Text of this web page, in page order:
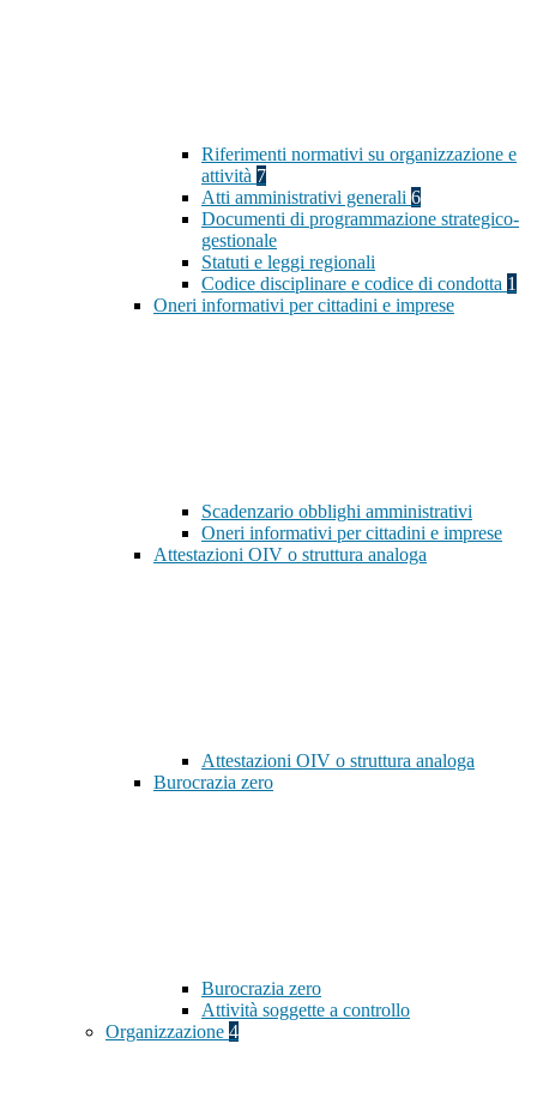
Riferimenti normativi su organizzazione e
attività 7
Atti amministrativi generali 6
Documenti di programmazione strategico-
gestionale
Statuti e leggi regionali
Codice disciplinare e codice di condotta 1
Oneri informativi per cittadini e imprese
Scadenzario obblighi amministrativi
Oneri informativi per cittadini e imprese
Attestazioni OIV o struttura analoga
Attestazioni OIV o struttura analoga
Burocrazia zero
Burocrazia zero
Attività soggette a controllo
Organizzazione 4